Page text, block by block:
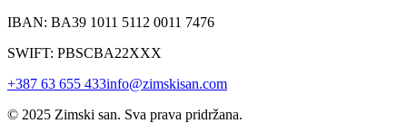
IBAN: BA39 1011 5112 0011 7476
SWIFT: PBSCBA22XXX
+387 63 655 433info@zimskisan.com
© 2025 Zimski san. Sva prava pridržana.